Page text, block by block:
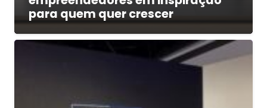
para quem quer crescer